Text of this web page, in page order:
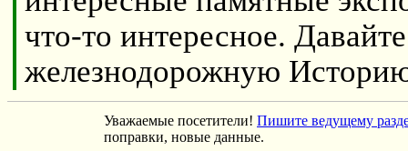
что-то интересное.
железнодорожную
Уважаемые посетители! Пишите ведущему
поправки, новые данные.